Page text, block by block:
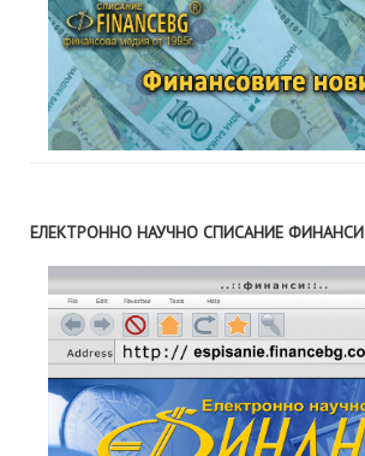
ЕЛЕКТРОННО НАУЧНО СПИСАНИЕ ФИНАНСИ